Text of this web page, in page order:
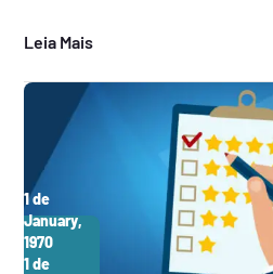
Leia Mais
1 de
January,
1970
1 de